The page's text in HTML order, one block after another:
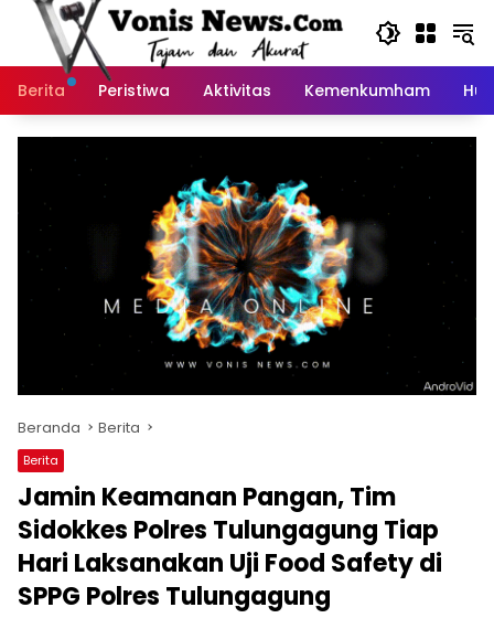
Langsung
Berita
Peristiwa Aktivitas Kemenkumham
Beranda Berita
Berita
Jamin Keamanan Pangan, Tim
Sidokkes Polres Tulungagung Tiap
Hari Laksanakan Uji Food Safety di
SPPG Polres Tulungagung